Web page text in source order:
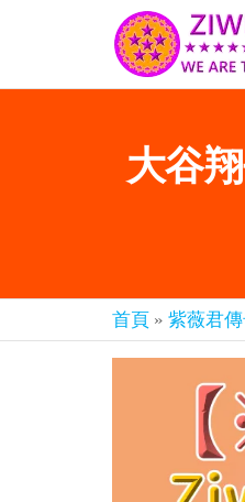
大谷
首頁 » 紫薇君